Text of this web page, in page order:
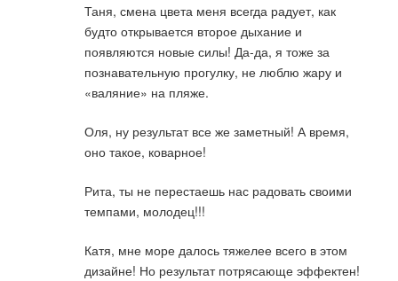
Таня, смена цвета меня всегда радует, как
будто открывается второе дыхание и
появляются новые силы! Да-да, я тоже за
познавательную прогулку, не люблю жару и
«валяние» на пляже.
Оля, ну результат все же заметный! А время,
оно такое, коварное!
Рита, ты не перестаешь нас радовать своими
темпами, молодец!!!
Катя, мне море далось тяжелее всего в этом
дизайне! Но результат потрясающе эффектен!